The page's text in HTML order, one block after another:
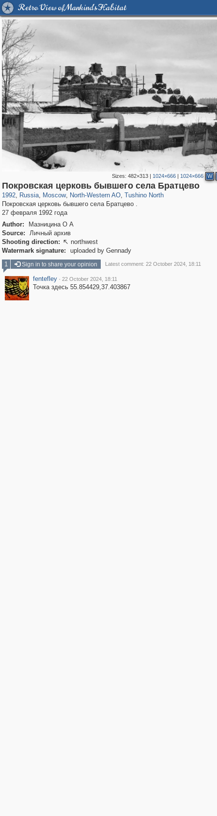
Retro View of Mankind's Habitat
Sizes:482×313 | 1024×666 | 1024×666 W
Покровская церковь бывшего села Братцево
1992, Russia
1,406,255 29,243
, Moscow
319,780 8,286
, North-Western AO
8,080 112
, Tushino North
750 12
Покровская церковь бывшего села Братцево .
27 февраля 1992 года
Author:
Мазницина О А
Source:
Личный архив
Shooting direction:  northwest
Watermark signature:
uploaded by Gennady
1
Sign in to share your opinion Latest comment: 22 October 2024, 18:11
fentefley · 22 October 2024, 18:11
Точка здесь 55.854429,37.403867